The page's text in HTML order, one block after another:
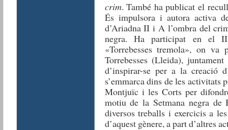
crim. També ha publicat el
És impulsora i autora activa
d’Ariadna II i A l’ombra del
negra. Ha participat en el
«Torrebesses tremola», on
Torrebesses (Lleida),
d’inspirar-se per a la creació
s’emmarca dins de les activitats
Montjuïc i les Corts per
motiu de la Setmana negra de
diversos treballs i exercicis a
d’aquest gènere, a part d’altres